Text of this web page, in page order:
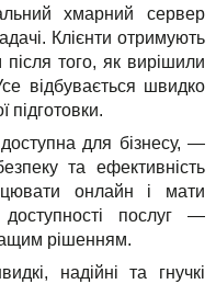
хмарний сервер
Клієнти отримують
того, як вирішили
відбувається швидко
підготовки.
для бізнесу, —
та ефективність
онлайн і мати
доступності послуг —
рішенням.
надійні та гнучкі